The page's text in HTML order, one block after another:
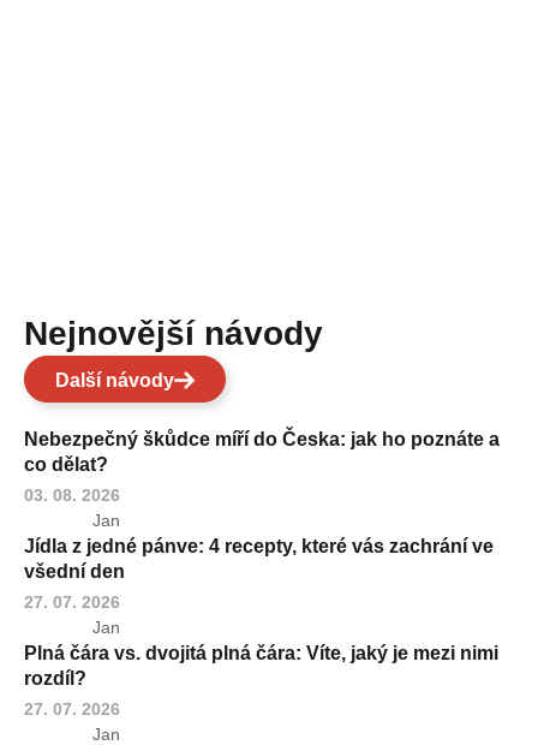
Nejnovější návody
Další návody
Nebezpečný škůdce míří do Česka: jak ho poznáte a
co dělat?
03. 08. 2026
Jan
Jídla z jedné pánve: 4 recepty, které vás zachrání ve
všední den
27. 07. 2026
Jan
Plná čára vs. dvojitá plná čára: Víte, jaký je mezi nimi
rozdíl?
27. 07. 2026
Jan